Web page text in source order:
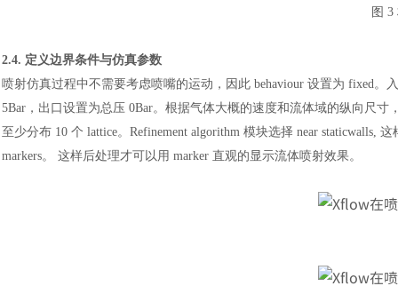
图 3
2.4. 定义边界条件与仿真参数
喷射仿真过程中不需要考虑喷嘴的运动，因此 behaviour 设置为 fixed。
5Bar，出口设置为总压 0Bar。根据气体大概的速度和流体域的纵向尺寸
至少分布 10 个 lattice。Refinement algorithm 模块选择 near staticwalls,
markers。 这样后处理才可以用 marker 直观的显示流体喷射效果。